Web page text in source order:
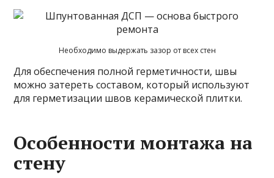
Необходимо выдержать зазор от всех стен
Для обеспечения полной герметичности, швы
можно затереть составом, который используют
для герметизации швов керамической плитки.
Особенности монтажа на
стену